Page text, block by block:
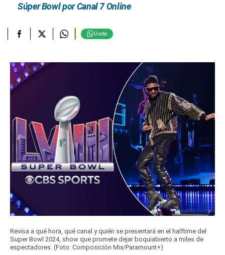
Súper Bowl por Canal 7 Online
Únete
Revisa a qué hora, qué canal y quién se presentará en el halftime del
Super Bowl 2024, show que promete dejar boquiabierto a miles de
espectadores. (Foto: Composición Mix/Paramount+)